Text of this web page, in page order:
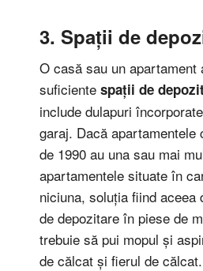
3. Spații de
O casă sau un apartament
suficiente spații de
include dulapuri
garaj. Dacă apartamentele
de 1990 au una sau mai
apartamentele situate în
niciuna, soluția fiind aceea
de depozitare în piese de
trebuie să pui mopul și
de călcat și fierul de călcat.